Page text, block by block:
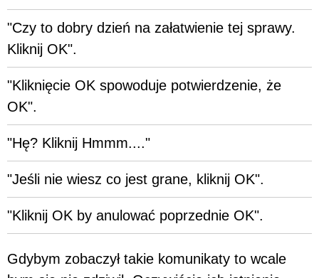
"Czy to dobry dzień na załatwienie tej sprawy.
Kliknij OK".
"Kliknięcie OK spowoduje potwierdzenie, że
OK".
"Hę? Kliknij Hmmm...."
"Jeśli nie wiesz co jest grane, kliknij OK".
"Kliknij OK by anulować poprzednie OK".
Gdybym zobaczył takie komunikaty to wcale